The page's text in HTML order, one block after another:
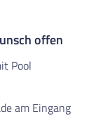
offen
Pool
am Eingang